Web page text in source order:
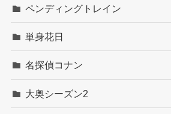
ペンディングトレイン
単身花日
名探偵コナン
大奥シーズン2